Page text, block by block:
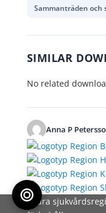
Sammanträden och
SIMILAR
No related
Anna P
Södra